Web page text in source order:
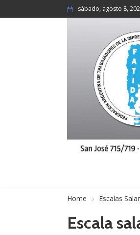
sábado, agosto 8,
Home Escalas
Escala